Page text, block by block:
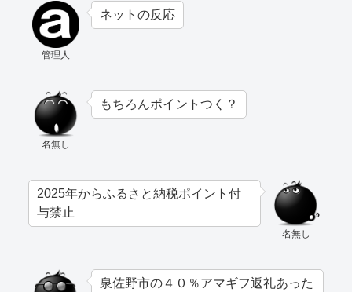
管理人
ネットの反応
名無し
もちろんポイントつく？
名無し
2025年からふるさと納税ポイント付
与禁止
泉佐野市の４０％アマギフ返礼あった